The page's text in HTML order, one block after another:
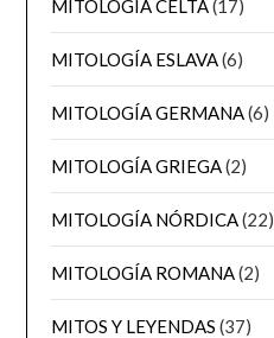
MITOLOGÍA CELTA(17)
MITOLOGÍA ESLAVA(6)
MITOLOGÍA GERMANA(6)
MITOLOGÍA GRIEGA(2)
MITOLOGÍA NÓRDICA(22)
MITOLOGÍA ROMANA(2)
MITOS Y LEYENDAS (37)